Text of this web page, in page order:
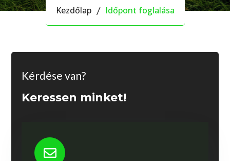
Kezdőlap Időpont foglalása
Kérdése van?
Keressen minket!
